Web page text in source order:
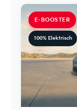
E-BOOSTER
100% Elektrisch